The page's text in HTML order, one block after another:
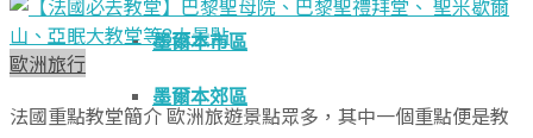
墨爾本市區
墨爾本郊區
歐洲旅行
法國重點教堂簡介 歐洲旅遊景點眾多，其中一個重點便是教